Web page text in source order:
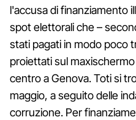
l'accusa di finanziamento
spot elettorali che –
stati pagati in modo poco
proiettati sul
centro a Genova. Toti si
maggio, a seguito delle
corruzione. Per